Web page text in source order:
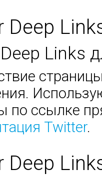
Deep
Links
по ссылке
Twitter.
Deep